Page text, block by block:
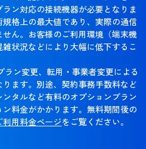
ン対応の接続機器が必要となりま
格上の最大値であり、実際の通信
ん。お客様のご利用環境（端末機
状況などにより大幅に低下するこ
ラン変更、転用・事業者変更による
ます。別途、契約事務手数料など
タルなど有料のオプションプラン
料金がかかります。無料期間後の
利用料金ページをご覧ください。